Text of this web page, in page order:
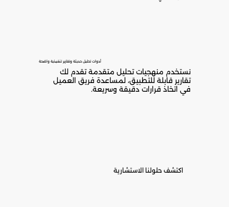
أدوات تحليل حديثة وتقارير تنفيذية واضحة
نستخدم منهجيات تحليل متقدمة تقدم لك
تقارير قابلة للتطبيق، لمساعدة فريق العميل
في اتخاذ قرارات دقيقة وسريعة.
اكتشف حلولنا الاستشارية